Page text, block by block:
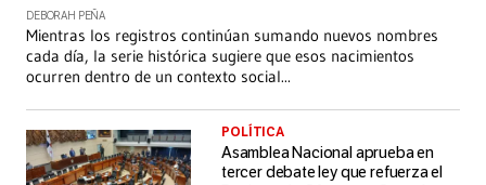
DEBORAH PEÑA
Mientras los registros continúan sumando nuevos nombres
cada día, la serie histórica sugiere que esos nacimientos
ocurren dentro de un contexto social...
POLÍTICA
Asamblea Nacional aprueba en
tercer debate ley que refuerza el